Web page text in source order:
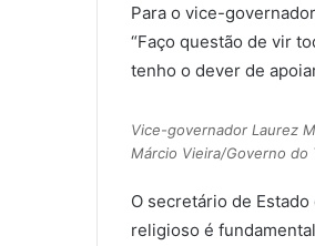
Para o vice-
“Faço questão de vir
tenho o dever de
Vice-governador Laurez
Márcio Vieira/Governo do
O secretário de
religioso é